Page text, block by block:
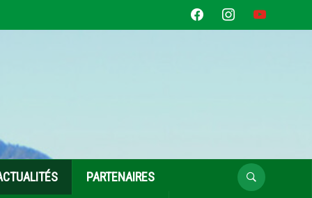
facebookinstagramyoutube
PARTENAIRES